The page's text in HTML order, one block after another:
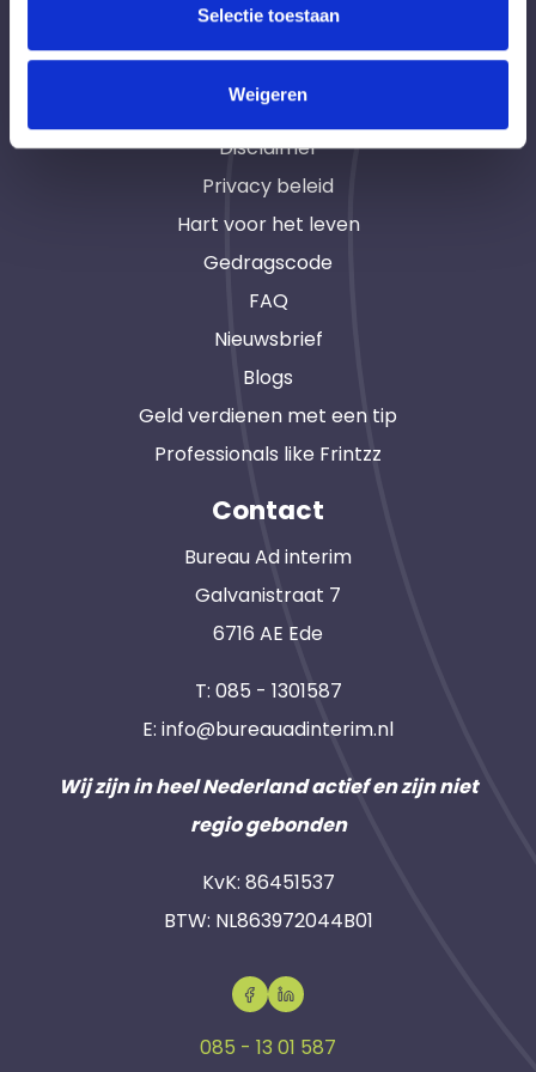
Selectie toestaan
Weigeren
Algemene voorwaarden
Cookieverklaring
Disclaimer
Privacy beleid
Hart voor het leven
Gedragscode
FAQ
Nieuwsbrief
Blogs
Geld verdienen met een tip
Professionals like Frintzz
Contact
Bureau Ad interim
Galvanistraat 7
6716 AE Ede
T: 085 - 1301587
E: info@bureauadinterim.nl
Wij zijn in heel Nederland actief en zijn niet
regio gebonden
KvK: 86451537
BTW: NL863972044B01
085 - 13 01 587